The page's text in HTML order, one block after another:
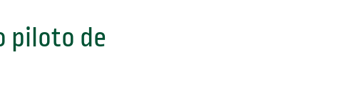
piloto de